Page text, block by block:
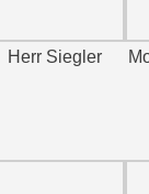
Herr Siegler